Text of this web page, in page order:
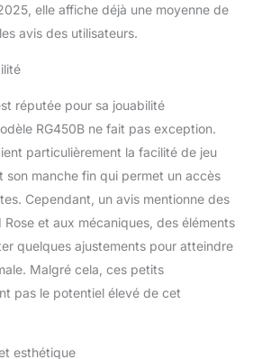
elle affiche déjà une moyenne de
avis des utilisateurs.
réputée pour sa jouabilité
RG450B ne fait pas exception.
particulièrement la facilité de jeu
son manche fin qui permet un accès
Cependant, un avis mentionne des
et aux mécaniques, des éléments
quelques ajustements pour atteindre
Malgré cela, ces petits
pas le potentiel élevé de cet
esthétique